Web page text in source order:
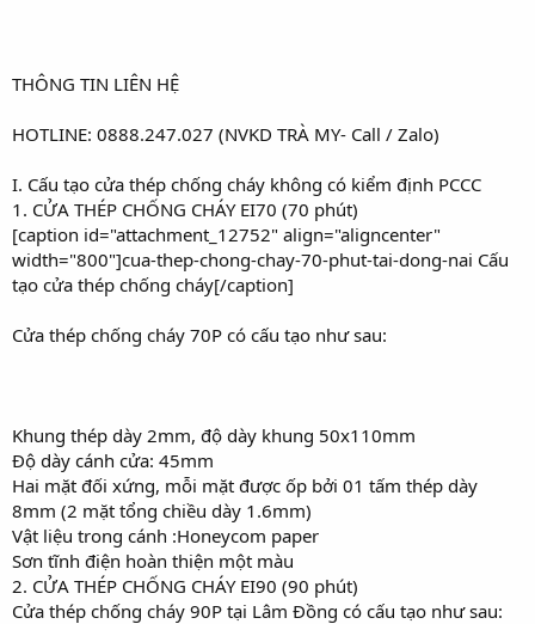
THÔNG TIN LIÊN HỆ
HOTLINE: 0888.247.027 (NVKD TRÀ MY- Call / Zalo)
I. Cấu tạo cửa thép chống cháy không có kiểm định PCCC
1. CỬA THÉP CHỐNG CHÁY EI70 (70 phút)
[caption id="attachment_12752" align="aligncenter"
width="800"]cua-thep-chong-chay-70-phut-tai-dong-nai Cấu
tạo cửa thép chống cháy[/caption]
Cửa thép chống cháy 70P có cấu tạo như sau:
Khung thép dày 2mm, độ dày khung 50x110mm
Độ dày cánh cửa: 45mm
Hai mặt đối xứng, mỗi mặt được ốp bởi 01 tấm thép dày
8mm (2 mặt tổng chiều dày 1.6mm)
Vật liệu trong cánh :Honeycom paper
Sơn tĩnh điện hoàn thiện một màu
2. CỬA THÉP CHỐNG CHÁY EI90 (90 phút)
Cửa thép chống cháy 90P tại Lâm Đồng có cấu tạo như sau: